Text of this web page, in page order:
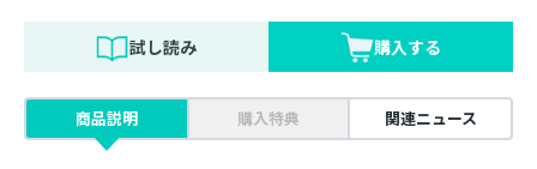
試し読み 購入する
商品説明 購入特典 関連ニュース